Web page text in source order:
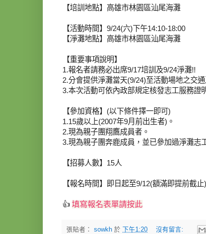
【培訓地點】高雄市林園區汕尾海灘
【活動時間】9/24(六)下午14:10-18:00
【淨灘地點】高雄市林園區汕尾海灘
【重要事項說明】
1.報名者請務必出席9/17培訓及9/24淨灘!!
2.分會提供淨灘當天(9/24)至活動場地之交
3.本次活動可依內政部規定核發志工服務證
【參加資格】(以下條件擇一即可)
1.15歲以上(2007年9月前出生者)。
2.現為親子團翔鷹成員者。
3.現為親子團奔鹿成員，並已參加過淨灘志
【招募人數】15人
【報名時間】即日起至9/12(額滿即提前截止)
👍 填寫報名表單請按此
張貼者： sowkh 於 下午1:20 沒有留言: